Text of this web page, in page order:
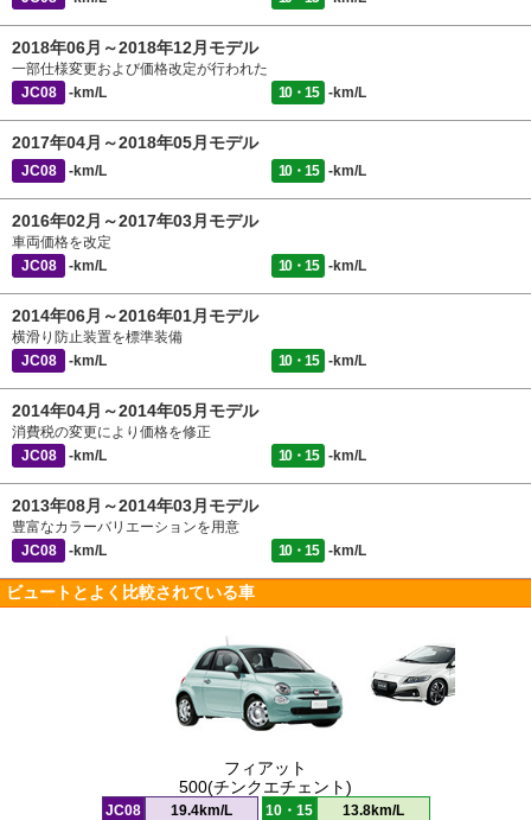
2018年06月～2018年12月モデル
一部仕様変更および価格改定が行われた
JC08
-km/L 10・15 -km/L
2017年04月～2018年05月モデル
JC08 -km/L 10・15 -km/L
2016年02月～2017年03月モデル
車両価格を改定
JC08
-km/L 10・15 -km/L
2014年06月～2016年01月モデル
横滑り防止装置を標準装備
JC08
-km/L 10・15 -km/L
2014年04月～2014年05月モデル
消費税の変更により価格を修正
JC08
-km/L 10・15 -km/L
2013年08月～2014年03月モデル
豊富なカラーバリエーションを用意
JC08
-km/L 10・15 -km/L
ビュートとよく比較されている車
フィアット
500(チンクエチェント)
JC08 19.4km/L 10・15 13.8km/L